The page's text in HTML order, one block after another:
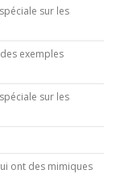
sur les
exemples
sur les
ont des mimiques